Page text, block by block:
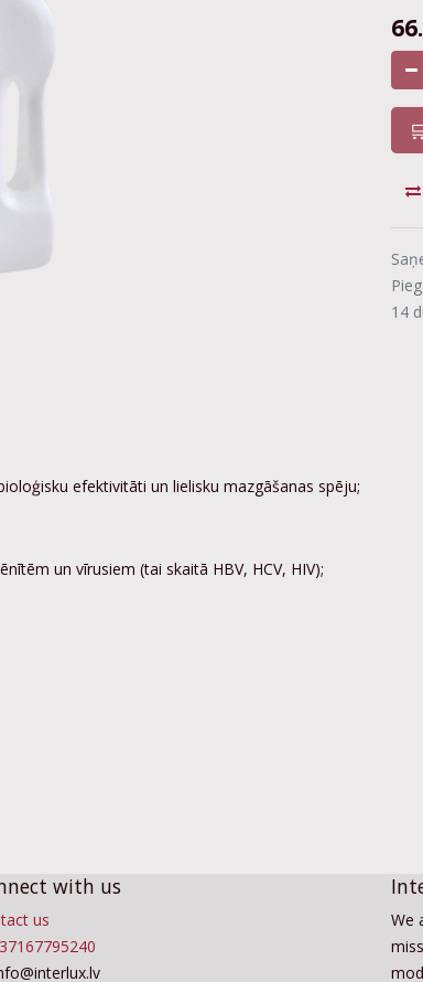
14
efektivitāti un lielisku mazgāšanas spēju;
un vīrusiem (tai skaitā HBV, HCV, HIV);
with us
us
We